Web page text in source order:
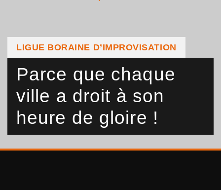
LIGUE BORAINE D’IMPROVISATION
Parce que chaque
ville a droit à son
heure de gloire !